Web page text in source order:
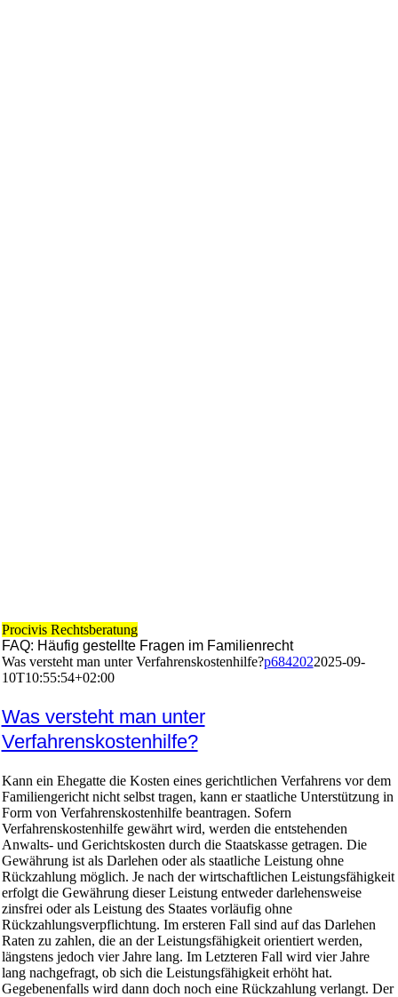
Procivis Rechtsberatung
FAQ: Häufig gestellte Fragen im Familienrecht
Was versteht man unter Verfahrenskostenhilfe?p6842022025-09-
10T10:55:54+02:00
Was versteht man unter
Verfahrenskostenhilfe?
Kann ein Ehegatte die Kosten eines gerichtlichen Verfahrens vor dem
Familiengericht nicht selbst tragen, kann er staatliche Unterstützung in
Form von Verfahrenskostenhilfe beantragen. Sofern
Verfahrenskostenhilfe gewährt wird, werden die entstehenden
Anwalts- und Gerichtskosten durch die Staatskasse getragen. Die
Gewährung ist als Darlehen oder als staatliche Leistung ohne
Rückzahlung möglich. Je nach der wirtschaftlichen Leistungsfähigkeit
erfolgt die Gewährung dieser Leistung entweder darlehensweise
zinsfrei oder als Leistung des Staates vorläufig ohne
Rückzahlungsverpflichtung. Im ersteren Fall sind auf das Darlehen
Raten zu zahlen, die an der Leistungsfähigkeit orientiert werden,
längstens jedoch vier Jahre lang. Im Letzteren Fall wird vier Jahre
lang nachgefragt, ob sich die Leistungsfähigkeit erhöht hat.
Gegebenenfalls wird dann doch noch eine Rückzahlung verlangt. Der